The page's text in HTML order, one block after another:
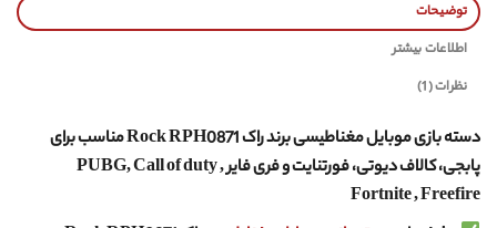
توضیحات
اطلاعات بیشتر
نظرات (1)
دسته بازی موبایل مغناطیسی برند راک Rock RPH0871 مناسب برای
پابجی، کالاف دیوتی، فورتنایت و فری فایر PUBG, Call of duty ,
Fortnite , Freefire